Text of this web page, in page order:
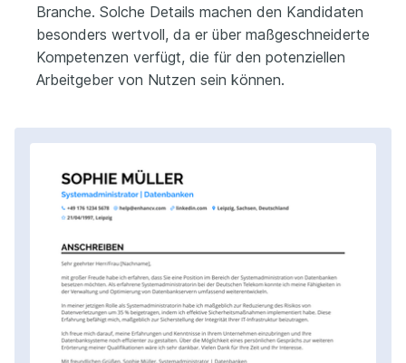
Branche. Solche Details machen den Kandidaten
besonders wertvoll, da er über maßgeschneiderte
Kompetenzen verfügt, die für den potenziellen
Arbeitgeber von Nutzen sein können.